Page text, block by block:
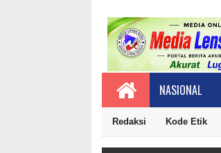
NASIONAL
Redaksi Kode Etik